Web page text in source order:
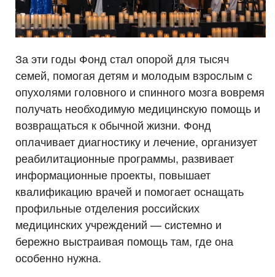
За эти годы Фонд стал опорой для тысяч
семей, помогая детям и молодым взрослым с
опухолями головного и спинного мозга вовремя
получать необходимую медицинскую помощь и
возвращаться к обычной жизни. Фонд
оплачивает диагностику и лечение, организует
реабилитационные программы, развивает
информационные проекты, повышает
квалификацию врачей и помогает оснащать
профильные отделения российских
медицинских учреждений — системно и
бережно выстраивая помощь там, где она
особенно нужна.